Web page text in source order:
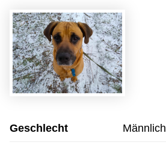
Geschlecht Männlich